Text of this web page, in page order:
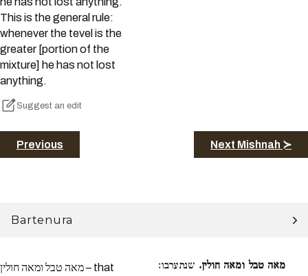
This is the general rule:
whenever the tevel is the
greater [portion of the
mixture] he has not lost
anything.
Suggest an edit
Previous Next Mishnah ≻
Bartenura
מאה טבל ומאה חולין – that
מאה טבל ומאה חולין. שנתערבו: